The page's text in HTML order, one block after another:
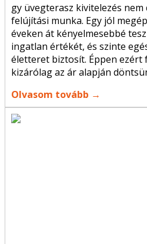
gy üvegterasz kivitelezés nem
felújítási munka. Egy jól
éveken át kényelmesebbé
ingatlan értékét, és szinte
életteret biztosít. Éppen ezért
kizárólag az ár alapján
Olvasom tovább →